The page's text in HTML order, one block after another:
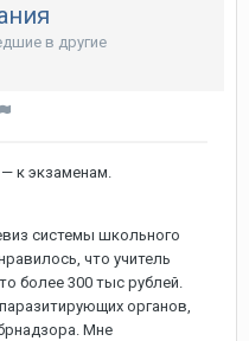
в другие
к экзаменам.
системы школьного
что учитель
более 300 тыс рублей.
органов,
Мне